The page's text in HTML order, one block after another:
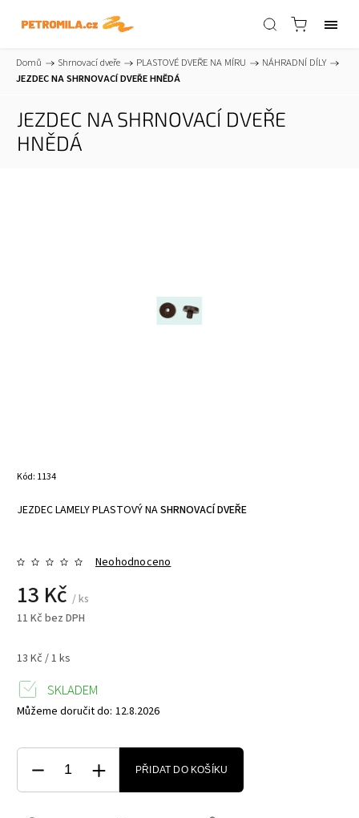
Domů / Shrnovací dveře / PLASTOVÉ DVEŘE NA MÍRU / NÁHRADNÍ DÍLY /
JEZDEC NA SHRNOVACÍ DVEŘE HNĚDÁ
JEZDEC NA SHRNOVACÍ DVEŘE
HNĚDÁ
Kód: 1134
JEZDEC LAMELY PLASTOVÝ NASHRNOVACÍ DVEŘE
Neohodnoceno
13 Kč / ks
11 Kč bez DPH
13 Kč / 1 ks
SKLADEM
Můžeme doručit do: 12.8.2026
PŘIDAT DO KOŠÍKU